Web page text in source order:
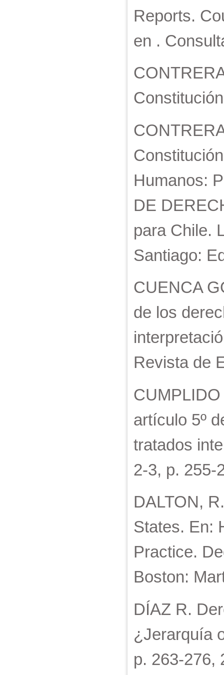
Reports.
en .
Humanos:
DE
para Chile.
Santiago:
CUENCA
de los
Revista de
artículo 5º
tratados
2-3, p. 255-
DALTON,
States. En:
Practice.
Boston:
DÍAZ R.
¿Jerarquía
p. 263-276,